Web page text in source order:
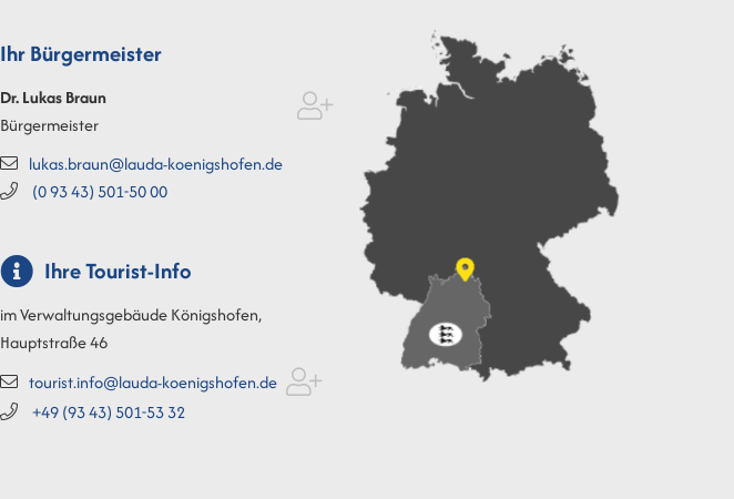
Ihr Bürgermeister
Dr. LukasBraun
Bürgermeister
lukas.braun@lauda-koenigshofen.de
(09343) 501-5000
Ihre Tourist-Info
im Verwaltungsgebäude Königshofen,
Hauptstraße 46
tourist.info@lauda-koenigshofen.de
+49 (9343) 501-5332